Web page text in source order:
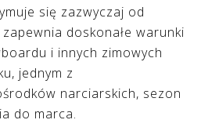
się zazwyczaj od
doskonałe warunki
i innych zimowych
jednym z
narciarskich, sezon
do marca.